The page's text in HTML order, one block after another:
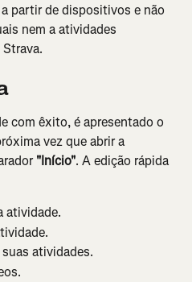
partir de dispositivos e não
nem a atividades
com êxito, é apresentado o
vez que abrir a
"Início". A edição rápida
atividade.
atividades.